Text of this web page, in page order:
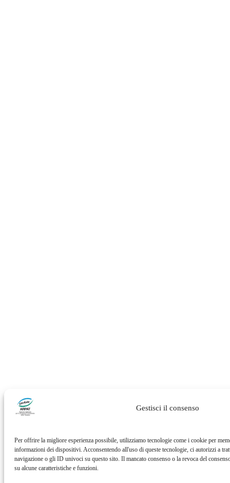
Gestisci il consenso
Per offrire la migliore esperienza possibile, utilizziamo tecnologie come i cookie per
informazioni dei dispositivi. Acconsentendo all'uso di queste tecnologie, ci autorizzi a
navigazione o gli ID univoci su questo sito. Il mancato consenso o la revoca del
su alcune caratteristiche e funzioni.